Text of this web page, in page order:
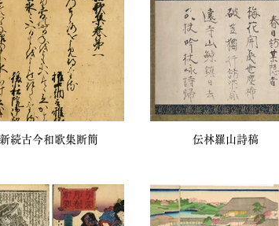
新続古今和歌集断簡 伝林羅山詩稿